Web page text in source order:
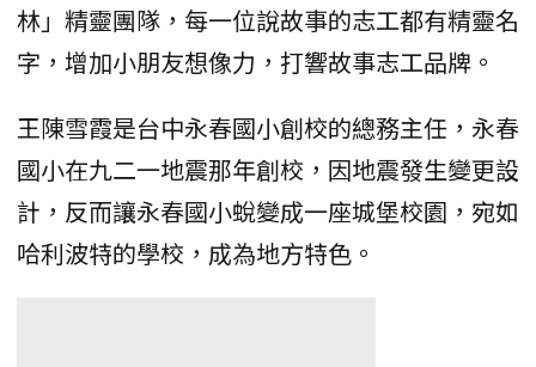
林」精靈團隊，每一位說故事的志工都有精靈名
字，增加小朋友想像力，打響故事志工品牌。
王陳雪霞是台中永春國小創校的總務主任，永春
國小在九二一地震那年創校，因地震發生變更設
計，反而讓永春國小蛻變成一座城堡校園，宛如
哈利波特的學校，成為地方特色。